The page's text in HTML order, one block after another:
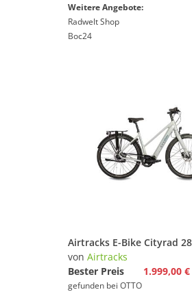
Weitere Angebote:
Radwelt Shop
Boc24
von Airtracks
Bester Preis
1.999,00 €
gefunden bei OTTO